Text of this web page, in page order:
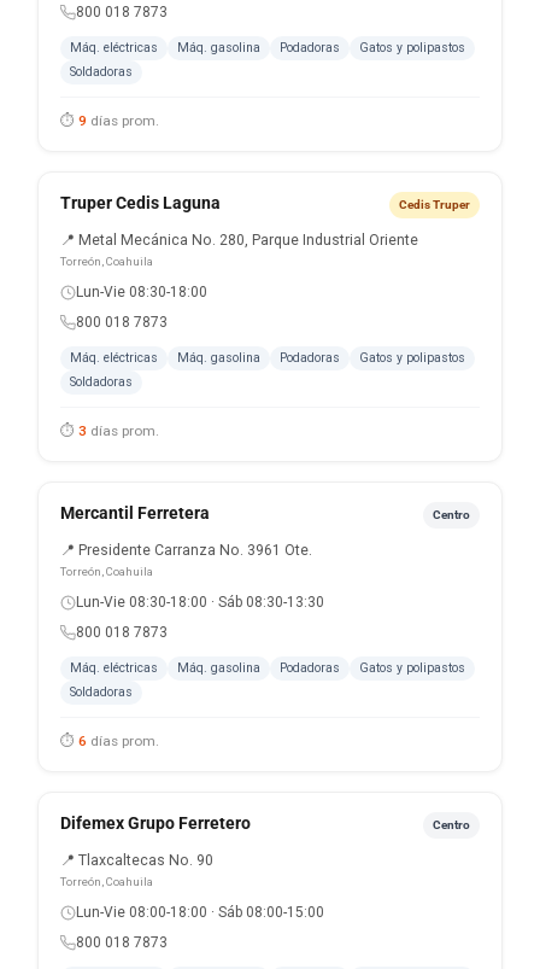
800 018 7873
Máq. eléctricas Máq. gasolina Podadoras
Gatos y polipastos
Soldadoras
⏱ 9 días prom.
Truper Cedis Laguna Cedis Truper
📍 Metal Mecánica No. 280, Parque Industrial Oriente
Torreón, Coahuila
Lun-Vie 08:30-18:00
800 018 7873
Máq. eléctricas Máq. gasolina Podadoras
Gatos y polipastos
Soldadoras
⏱ 3 días prom.
Mercantil Ferretera Centro
📍 Presidente Carranza No. 3961 Ote.
Torreón, Coahuila
Lun-Vie 08:30-18:00 · Sáb 08:30-13:30
800 018 7873
Máq. eléctricas Máq. gasolina Podadoras
Gatos y polipastos
Soldadoras
⏱ 6 días prom.
Difemex Grupo Ferretero Centro
📍 Tlaxcaltecas No. 90
Torreón, Coahuila
Lun-Vie 08:00-18:00 · Sáb 08:00-15:00
800 018 7873